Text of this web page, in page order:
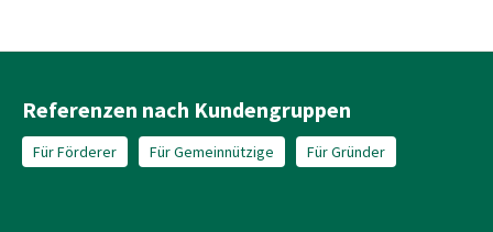
Referenzen nach Kundengruppen
Für Förderer Für Gemeinnützige Für Gründer